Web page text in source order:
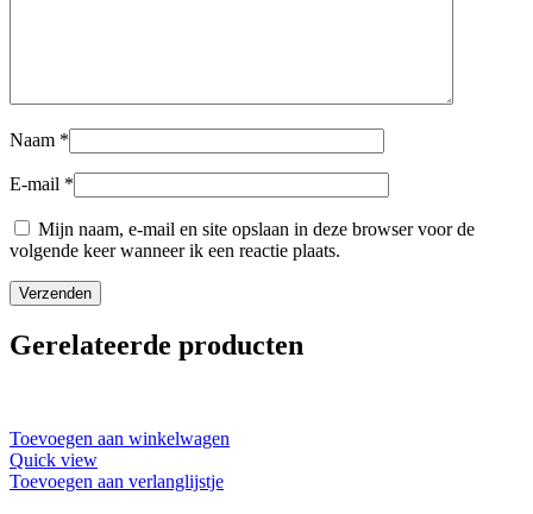
Naam *
E-mail *
Mijn naam, e-mail en site opslaan in deze browser voor de
volgende keer wanneer ik een reactie plaats.
Gerelateerde producten
Toevoegen aan winkelwagen
Quick view
Toevoegen aan verlanglijstje